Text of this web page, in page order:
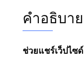
คำอธิบาย
ช่วยแชร์เว็ปไซด์